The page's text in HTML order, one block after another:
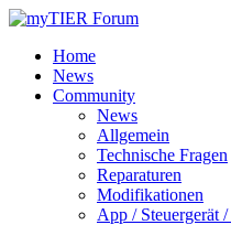
Home
News
Community
News
Allgemein
Technische Fragen
Reparaturen
Modifikationen
App / Steuergerät